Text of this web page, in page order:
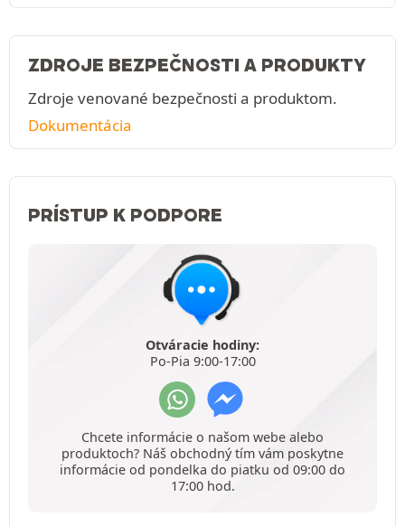
ZDROJE BEZPEČNOSTI A PRODUKTY
Zdroje venované bezpečnosti a produktom.
Dokumentácia
PRÍSTUP K PODPORE
Otváracie hodiny:
Po-Pia 9:00-17:00
Chcete informácie o našom webe alebo
produktoch? Náš obchodný tím vám poskytne
informácie od pondelka do piatku od 09:00 do
17:00 hod.